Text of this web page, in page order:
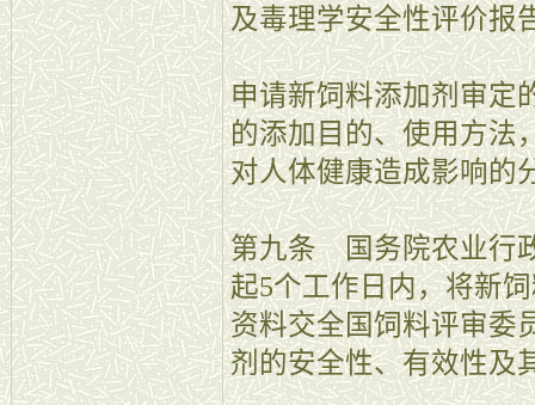
及毒理学安全性评价报
申请新饲料添加剂审定
的添加目的、使用方法
对人体健康造成影响的
第九条 国务院农业行
起5个工作日内，将新
资料交全国饲料评审委
剂的安全性、有效性及